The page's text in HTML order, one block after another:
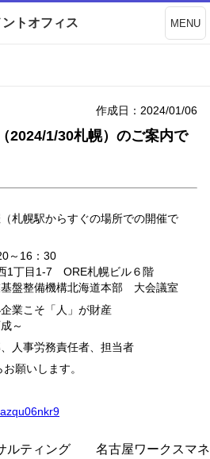
トオフィス MENU
作成日：2024/01/06
2024/1/30札幌）のご案内で
札幌駅からすぐの場所での開催で
～16：30
1丁目1-7 ORE札幌ビル６階
備機構北海道本部 大会議室
業こそ「人」が財産
～
人事労務責任者、担当者
願いします。
ルティング 名古屋ワークスマネ